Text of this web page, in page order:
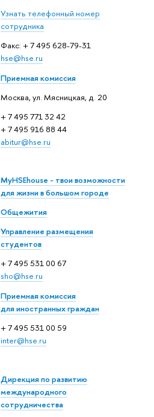
Узнать телефонный номер
сотрудника
Факс: + 7 495 628-79-31
hse@hse.ru
Приемная комиссия
Москва, ул. Мясницкая, д. 20
+ 7 495 771 32 42
+ 7 495 916 88 44
abitur@hse.ru
MyHSEhouse - твои возможности
для жизни в большом городе
Общежития
Управление размещения
студентов
+ 7 495 531 00 67
sho@hse.ru
Приемная комиссия
для иностранных граждан
+ 7 495 531 00 59
inter@hse.ru
Дирекция по развитию
международного
сотрудничества